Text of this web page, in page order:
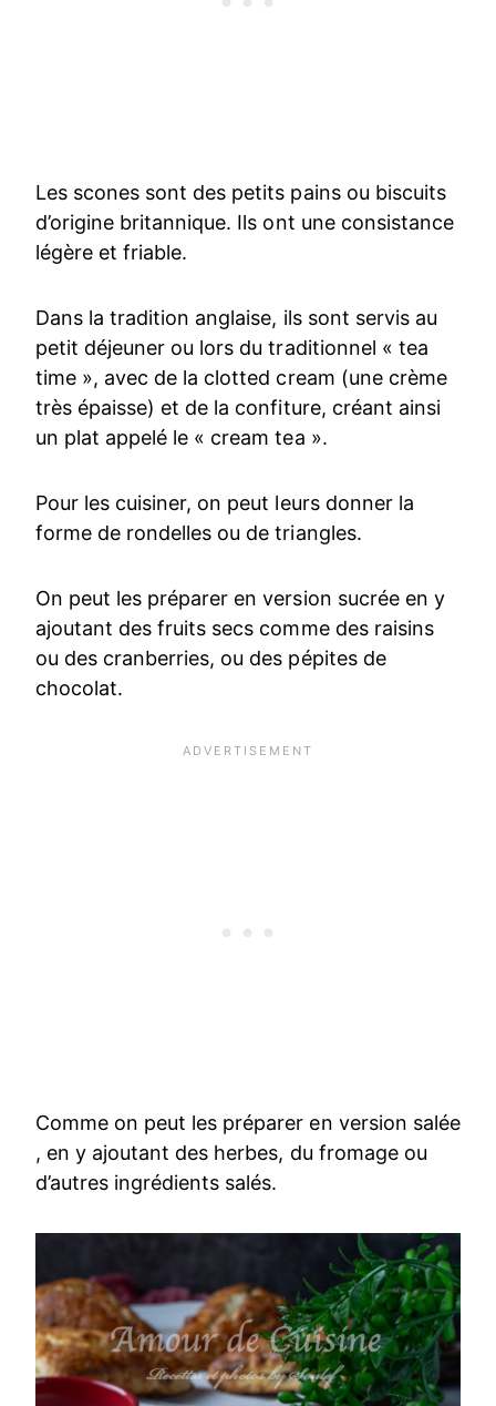
Les scones sont des petits pains ou biscuits
d’origine britannique. Ils ont une consistance
légère et friable.
Dans la tradition anglaise, ils sont servis au
petit déjeuner ou lors du traditionnel « tea
time », avec de la clotted cream (une crème
très épaisse) et de la confiture, créant ainsi
un plat appelé le « cream tea ».
Pour les cuisiner, on peut leurs donner la
forme de rondelles ou de triangles.
On peut les préparer en version sucrée en y
ajoutant des fruits secs comme des raisins
ou des cranberries, ou des pépites de
chocolat.
Comme on peut les préparer en version salée
, en y ajoutant des herbes, du fromage ou
d’autres ingrédients salés.